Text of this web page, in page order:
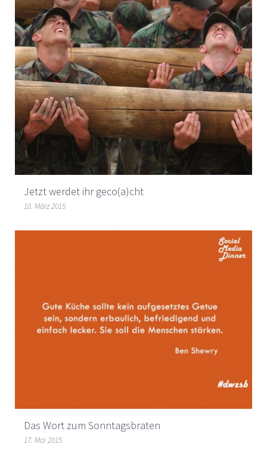
Jetzt werdet ihr geco(a)cht
10. März 2015
Das Wort zum Sonntagsbraten
17. Mai 2015